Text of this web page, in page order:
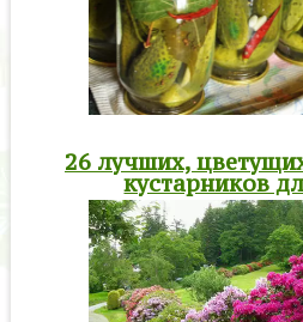
26 лучших,
кустарников